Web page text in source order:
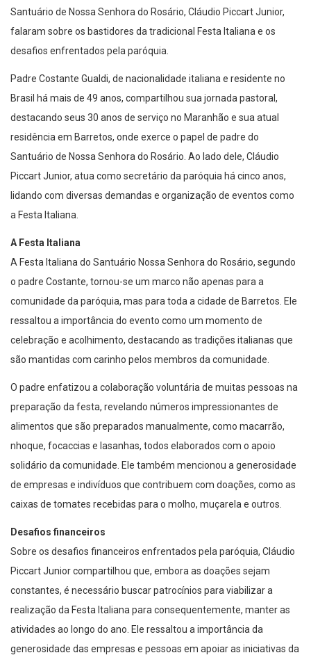
Santuário de Nossa Senhora do Rosário, Cláudio Piccart Junior,
falaram sobre os bastidores da tradicional Festa Italiana e os
desafios enfrentados pela paróquia.
Padre Costante Gualdi, de nacionalidade italiana e residente no
Brasil há mais de 49 anos, compartilhou sua jornada pastoral,
destacando seus 30 anos de serviço no Maranhão e sua atual
residência em Barretos, onde exerce o papel de padre do
Santuário de Nossa Senhora do Rosário. Ao lado dele, Cláudio
Piccart Junior, atua como secretário da paróquia há cinco anos,
lidando com diversas demandas e organização de eventos como
a Festa Italiana.
A Festa Italiana
A Festa Italiana do Santuário Nossa Senhora do Rosário, segundo
o padre Costante, tornou-se um marco não apenas para a
comunidade da paróquia, mas para toda a cidade de Barretos. Ele
ressaltou a importância do evento como um momento de
celebração e acolhimento, destacando as tradições italianas que
são mantidas com carinho pelos membros da comunidade.
O padre enfatizou a colaboração voluntária de muitas pessoas na
preparação da festa, revelando números impressionantes de
alimentos que são preparados manualmente, como macarrão,
nhoque, focaccias e lasanhas, todos elaborados com o apoio
solidário da comunidade. Ele também mencionou a generosidade
de empresas e indivíduos que contribuem com doações, como as
caixas de tomates recebidas para o molho, muçarela e outros.
Desafios financeiros
Sobre os desafios financeiros enfrentados pela paróquia, Cláudio
Piccart Junior compartilhou que, embora as doações sejam
constantes, é necessário buscar patrocínios para viabilizar a
realização da Festa Italiana para consequentemente, manter as
atividades ao longo do ano. Ele ressaltou a importância da
generosidade das empresas e pessoas em apoiar as iniciativas da